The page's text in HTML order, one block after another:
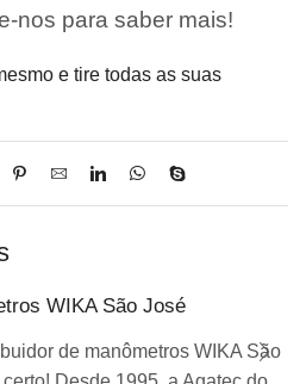
nos para saber mais!
e tire todas as suas
WIKA São José
de manômetros WIKA São